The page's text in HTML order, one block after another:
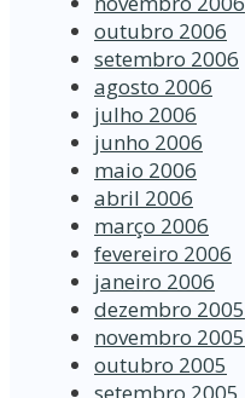
outubro 2006
setembro 2006
agosto 2006
julho 2006
junho 2006
maio 2006
abril 2006
março 2006
fevereiro 2006
janeiro 2006
dezembro 2005
novembro 2005
outubro 2005